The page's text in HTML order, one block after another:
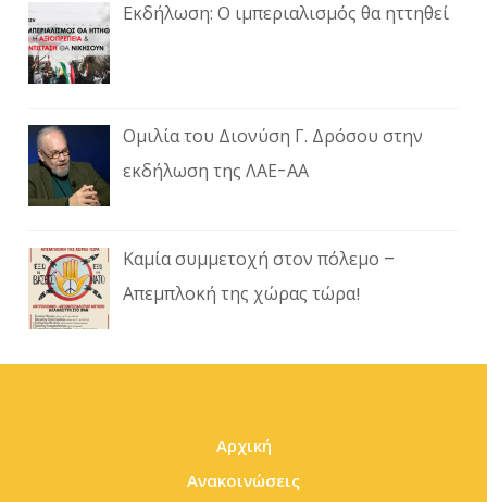
Εκδήλωση: Ο ιμπεριαλισμός θα ηττηθεί
Ομιλία του Διονύση Γ. Δρόσου στην
εκδήλωση της ΛΑΕ-ΑΑ
Καμία συμμετοχή στον πόλεμο –
Απεμπλοκή της χώρας τώρα!
Αρχική
Ανακοινώσεις